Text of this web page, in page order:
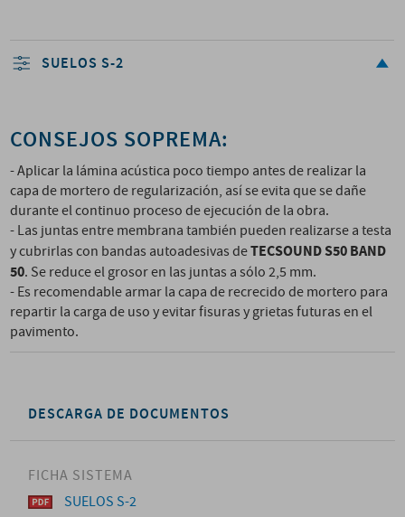
SUELOS S-2
CONSEJOS SOPREMA:
- Aplicar la lámina acústica poco tiempo antes de realizar la
capa de mortero de regularización, así se evita que se dañe
durante el continuo proceso de ejecución de la obra.
- Las juntas entre membrana también pueden realizarse a testa
y cubrirlas con bandas autoadesivas deTECSOUND S50 BAND
50. Se reduce el grosor en las juntas a sólo 2,5 mm.
- Es recomendable armar la capa de recrecido de mortero para
repartir la carga de uso y evitar fisuras y grietas futuras en el
pavimento.
DESCARGA DE DOCUMENTOS
FICHA SISTEMA
SUELOS S-2